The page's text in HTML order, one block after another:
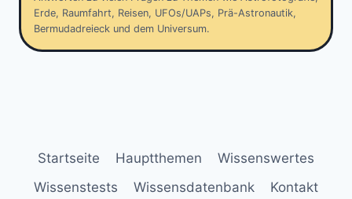
Erde, Raumfahrt, Reisen, UFOs/UAPs, Prä-Astronautik,
Bermudadreieck und dem Universum.
Startseite Hauptthemen
Wissenswertes
Wissenstests
Wissensdatenbank Kontakt